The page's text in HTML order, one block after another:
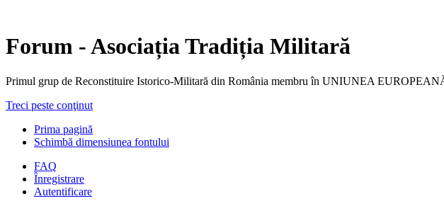
Forum - Asociația Tradiția Militară
Primul grup de Reconstituire Istorico-Militară din România membru în UNIUNEA
Treci peste conţinut
Prima pagină
Schimbă dimensiunea fontului
FAQ
Înregistrare
Autentificare